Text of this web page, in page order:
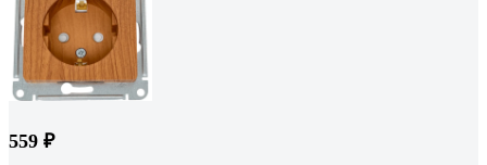
559 ₽